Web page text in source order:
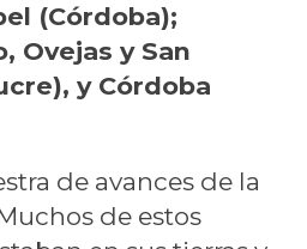
(Córdoba);
Ovejas y San
y Córdoba
de avances de la
de estos